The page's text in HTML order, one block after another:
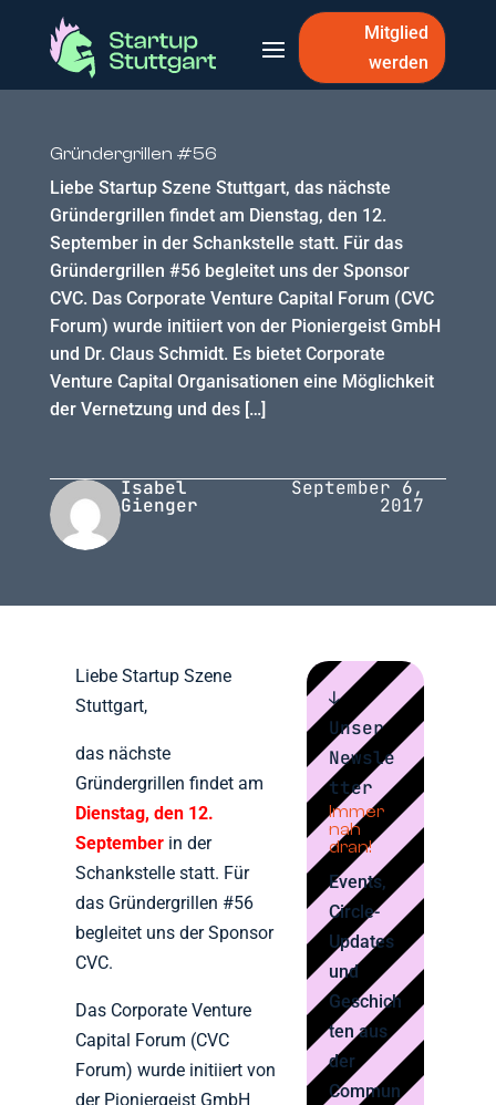
Mitglied
werden
Gründergrillen #56
Liebe Startup Szene Stuttgart, das nächste
Gründergrillen findet am Dienstag, den 12.
September in der Schankstelle statt. Für das
Gründergrillen #56 begleitet uns der Sponsor
CVC. Das Corporate Venture Capital Forum (CVC
Forum) wurde initiiert von der Pioniergeist GmbH
und Dr. Claus Schmidt. Es bietet Corporate
Venture Capital Organisationen eine Möglichkeit
der Vernetzung und des […]
Isabel
Gienger
September 6,
2017
Liebe Startup Szene
Stuttgart,
das nächste
Gründergrillen findet am
Dienstag, den 12.
September in der
Schankstelle statt. Für
das Gründergrillen #56
begleitet uns der Sponsor
CVC.
Das Corporate Venture
Capital Forum (CVC
Forum) wurde initiiert von
der Pioniergeist GmbH
↓
Unser
Newsle
tter
Immer
nah
dran!
Events,
Circle-
Updates
und
Geschich
ten aus
der
Commun